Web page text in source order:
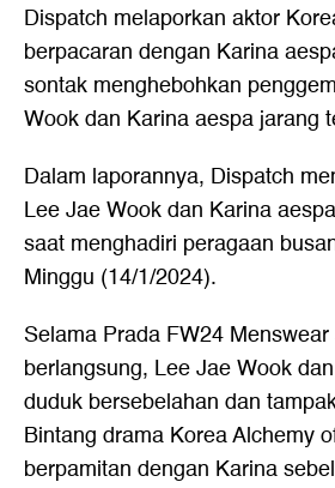
Dispatch melaporkan aktor
berpacaran dengan Karina
sontak menghebohkan
Wook dan Karina aespa jarang
Dalam laporannya, Dispatch
Lee Jae Wook dan Karina
saat menghadiri peragaan
Minggu (14/1/2024).
Selama Prada FW24
berlangsung, Lee Jae Wook
duduk bersebelahan dan
Bintang drama Korea Alchemy
berpamitan dengan Karina